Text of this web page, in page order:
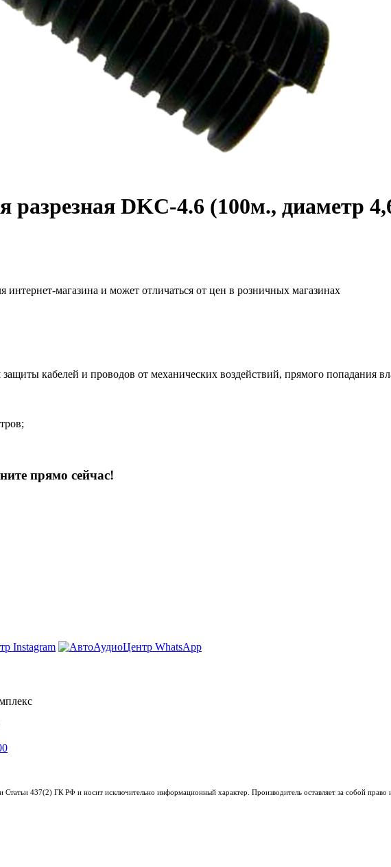
разрезная DKC-4.6 (100м., диаметр
интернет-магазина и может отличаться от цен в розничных магазинах
кабелей и проводов от механических воздействий, прямого попадания
прямо сейчас!
437(2) ГК РФ и носит исключительно информационный характер. Производитель оставляет за собой право